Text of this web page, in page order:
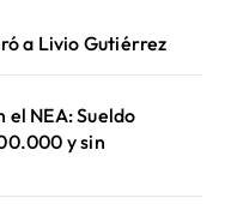
a Livio Gutiérrez
NEA: Sueldo
y sin